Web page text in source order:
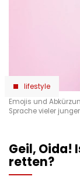
lifestyle
Emojis und
Sprache vieler
Geil, Oida!
retten?